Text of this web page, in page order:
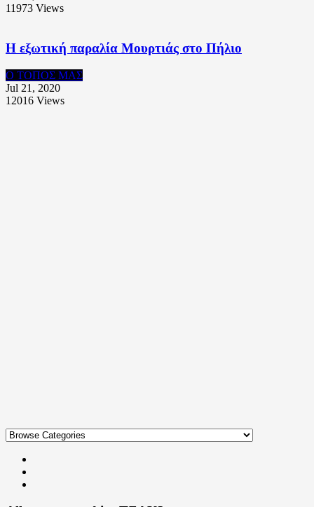
11973 Views
Η εξωτική παραλία Μουρτιάς στο Πήλιο
Ο ΤΟΠΟΣ ΜΑΣ
Jul 21, 2020
12016 Views